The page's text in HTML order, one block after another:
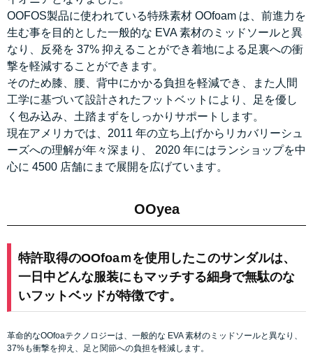
OOFOS製品に使われている特殊素材 OOfoam は、前進力を
生む事を目的とした一般的な EVA 素材のミッドソールと異
なり、反発を 37% 抑えることができ着地による足裏への衝
撃を軽減することができます。
そのため膝、腰、背中にかかる負担を軽減でき、また人間
工学に基づいて設計されたフットベットにより、足を優し
く包み込み、土踏まずをしっかりサポートします。
現在アメリカでは、2011 年の立ち上げからリカバリーシュ
ーズへの理解が年々深まり、 2020 年にはランショップを中
心に 4500 店舗にまで展開を広げています。
OOyea
特許取得のOOfoaｍを使用したこのサンダルは、
一日中どんな服装にもマッチする細身で無駄のな
いフットベッドが特徴です。
革命的なOOfoaテクノロジーは、一般的な EVA 素材のミッドソールと異なり、
37%も衝撃を抑え、足と関節への負担を軽減します。